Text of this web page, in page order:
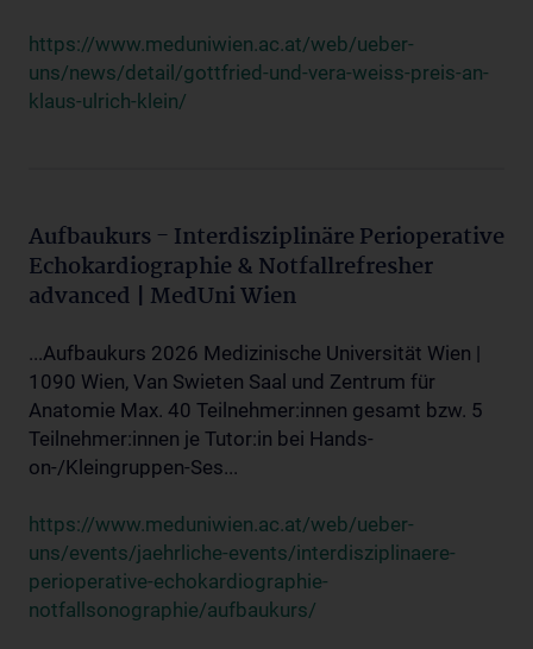
https://www.meduniwien.ac.at/web/ueber-
uns/news/detail/gottfried-und-vera-weiss-preis-an-
klaus-ulrich-klein/
Aufbaukurs - Interdisziplinäre Perioperative
Echokardiographie & Notfallrefresher
advanced | MedUni Wien
...Aufbaukurs 2026 Medizinische Universität Wien |
1090 Wien, Van Swieten Saal und Zentrum für
Anatomie Max. 40 Teilnehmer:innen gesamt bzw. 5
Teilnehmer:innen je Tutor:in bei Hands-
on-/Kleingruppen-Ses...
https://www.meduniwien.ac.at/web/ueber-
uns/events/jaehrliche-events/interdisziplinaere-
perioperative-echokardiographie-
notfallsonographie/aufbaukurs/